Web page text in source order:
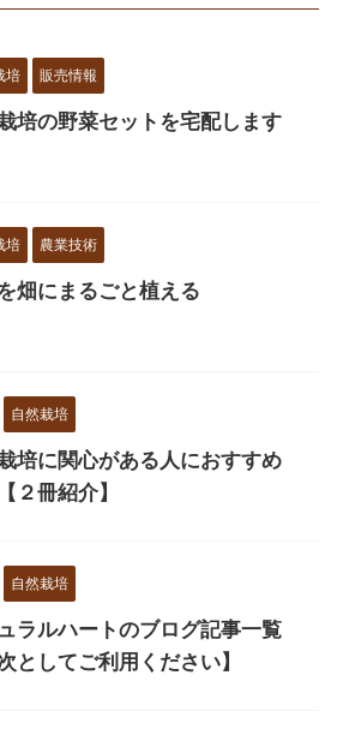
培 販売情報
培の野菜セットを宅配します
培 農業技術
畑にまるごと植える
自然栽培
培に関心がある人におすすめ
２冊紹介】
自然栽培
ラルハートのブログ記事一覧
次としてご利用ください】